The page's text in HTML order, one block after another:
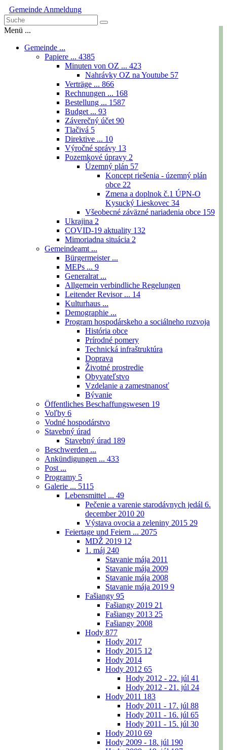
Gemeinde Anmeldung
Menü ...
Gemeinde ...
Papiere ... 4385
Minuten von OZ ... 423
Nahrávky OZ na Youtube 57
Verträge ... 866
Rechnungen ... 168
Bestellung ... 1587
Budget ... 93
Záverečný účet 90
Tlačivá 5
Direktive ... 10
Výročné správy 13
Pozemkové úpravy 2
Územný plán 57
Koncept riešenia - územný plán
obce 22
Zmena a doplnok č.1 ÚPN-O
Kysucký Lieskovec 34
Všeobecné záväzné nariadenia obce 159
Ukrajina 2
COVID-19 aktuality 132
Mimoriadna situácia 2
Gemeindeamt ...
Bürgermeister ...
MEPs ... 9
Generalrat ...
Allgemein verbindliche Regelungen
Leitender Revisor ... 14
Kulturhaus ...
Demographie ...
Program hospodárskeho a sociálneho rozvoja
História obce
Prírodné pomery
Technická infraštruktúra
Doprava
Životné prostredie
Obyvateľstvo
Vzdelanie a zamestnanosť
Bývanie
Öffentliches Beschaffungswesen 19
Voľby 6
Vodné hospodárstvo
Stavebný úrad
Stavebný úrad 189
Beschwerden ...
Ankündigungen ... 433
Post ...
Programy 5
Galerie ... 5115
Lebensmittel ... 49
Pečenie a varenie starodávnych jedál 6.
december 2010 20
Výstava ovocia a zeleniny 2015 29
Feiertage und Feiern ... 2075
MDŽ 2019 12
1. máj 240
Stavanie mája 2011
Stavanie mája 2009
Stavanie mája 2008
Stavanie mája 2019 9
Fašiangy 95
Fašiangy 2019 21
Fašiangy 2013 25
Fašiangy 2008
Hody 877
Hody 2017
Hody 2015 12
Hody 2014
Hody 2012 65
Hody 2012 - 22. júl 41
Hody 2012 - 21. júl 24
Hody 2011 183
Hody 2011 - 17. júl 88
Hody 2011 - 16. júl 65
Hody 2011 - 15. júl 30
Hody 2010 69
Hody 2009 - 18. júl 190